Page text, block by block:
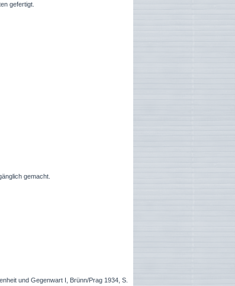
gefertigt.
gemacht.
und Gegenwart I, Brünn/Prag 1934, S.